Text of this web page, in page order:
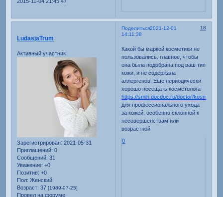
Поделиться 18
2021-12-01
14:11:38
LudasjaTrum
Активный участник
Зарегистрирован: 2021-05-31
Приглашений: 0
Сообщений: 31
Уважение: +0
Позитив: +0
Пол: Женский
Возраст: 37[1989-07-25]
Провел на форуме:
Какой бы маркой косметики не
пользовались. главное, чтобы
она была подобрана под ваш тип
кожи, и не содержала
аллергенов. Еще периодически
хорошо посещать косметолога
https://smln.docdoc.ru/doctor/kosmetolog
для профессионального ухода
за кожей, особенно склонной к
несовершенствам или
возрастной
0